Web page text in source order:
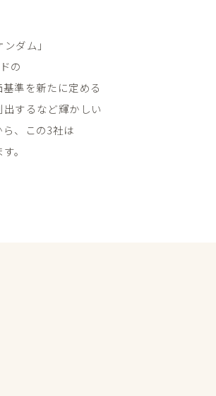
ダム」​
の​
準を​新たに​定める​
するなど​輝かしい​
、​この​3社は​
。